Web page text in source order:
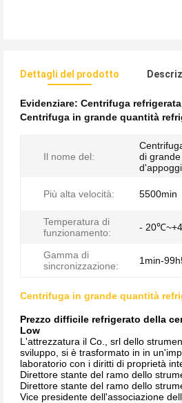
Dettagli del prodotto
Evidenziare: Centrifuga
Centrifuga in grande quantità
Il nome del:
di
Più alta velocità: 5500min
Temperatura di
funzionamento:
-
Gamma di
sincronizzazione:
1min-
Centrifuga in grande quantità
Prezzo difficile refrigerato della
Low
L'attrezzatura il Co., srl dello
sviluppo, si è trasformato in in
laboratorio con i diritti di proprietà
Direttore stante del ramo dello
Direttore stante del ramo dello
Vice presidente dell'associazione